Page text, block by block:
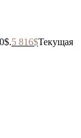
5 816$Текущая